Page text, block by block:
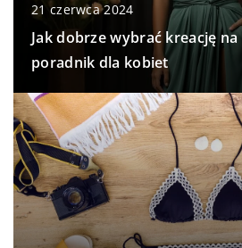
21 czerwca 2024
Jak dobrze wybrać kreację
poradnik dla kobiet